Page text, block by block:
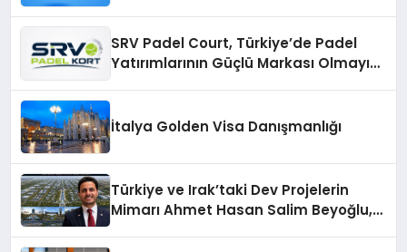
SRV Padel Court, Türkiye’de Padel
Yatırımlarının Güçlü Markası Olmayı
İtalya Golden Visa Danışmanlığı
Türkiye ve Irak’taki Dev Projelerin
Mimarı Ahmet Hasan Salim Beyoğlu,